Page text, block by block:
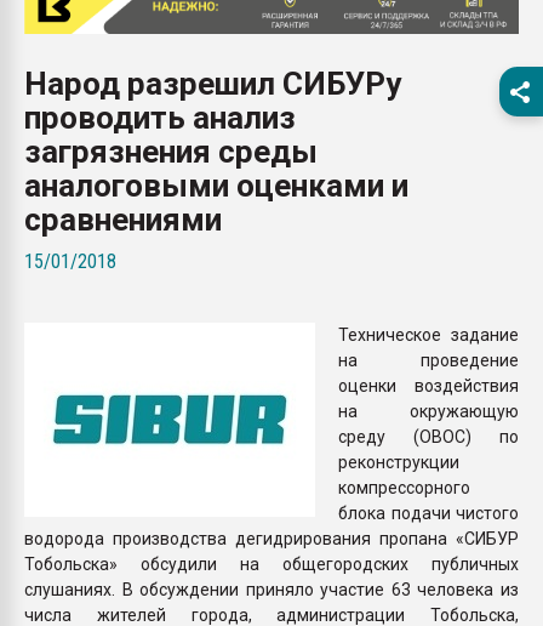
28.07.2026
первый план в
28.07.2026
ситуацией на
бутылок
Народ разрешил СИБУРу
проводить анализ
загрязнения среды
аналоговыми оценками и
сравнениями
15/01/2018
Техническое задание
на проведение
оценки воздействия
на окружающую
среду (ОВОС) по
реконструкции
компрессорного
блока подачи чистого
водорода производства дегидрирования пропана «СИБУР
Тобольска» обсудили на общегородских публичных
слушаниях. В обсуждении приняло участие 63 человека из
числа жителей города, администрации Тобольска,